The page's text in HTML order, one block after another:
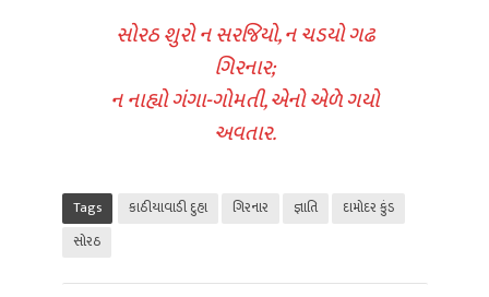
સોરઠ શુરો ન સરજિયો, ન ચડયો ગઢ
ગિરનાર;
ન નાહ્યો ગંગા-ગોમતી, એનો એળે ગયો
અવતાર.
Tags કાઠીયાવાડી દુહા ગિરનાર જ્ઞાતિ
દામોદર કુંડ
સોરઠ